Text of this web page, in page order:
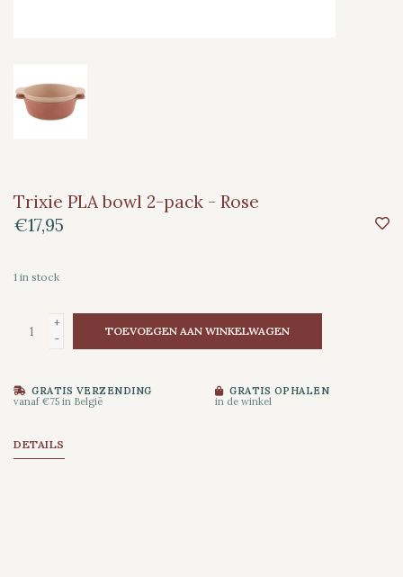
Trixie PLA bowl 2-pack - Rose
€17,95
1 in stock
+
-
TOEVOEGEN AAN WINKELWAGEN
GRATIS VERZENDING
vanaf €75 in België
GRATIS OPHALEN
in de winkel
DETAILS